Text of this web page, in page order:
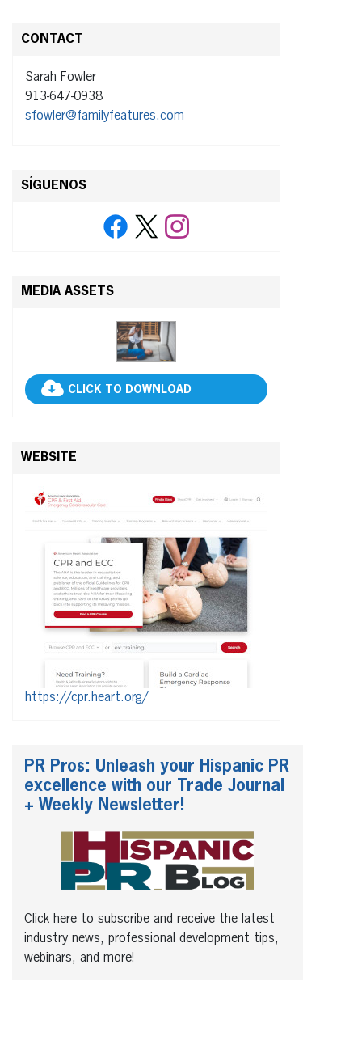
CONTACT
Sarah Fowler
913-647-0938
sfowler@familyfeatures.com
SÍGUENOS
MEDIA ASSETS
CLICK TO DOWNLOAD
WEBSITE
https://cpr.heart.org/
PR Pros: Unleash your Hispanic PR
excellence with our Trade Journal
+ Weekly Newsletter!
Click here to subscribe and receive the latest
industry news, professional development tips,
webinars, and more!